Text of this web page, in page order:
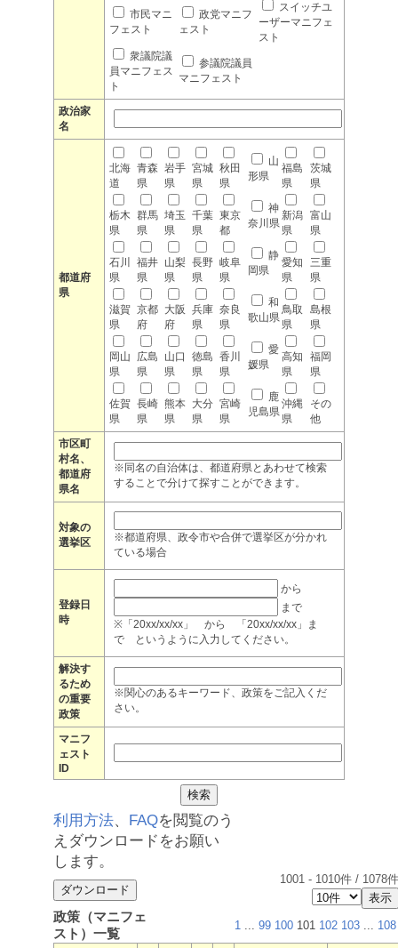
市民マニ
フェスト
政党マニフ
ェスト
スイッチユ
ーザーマニフェ
スト
衆議院議
員マニフェス
ト
参議院議員
マニフェスト
政治家
名
都道府
県
北海
道
青森
県
岩手
県
宮城
県
秋田
県
山
形県
福島
県
茨城
県
栃木
県
群馬
県
埼玉
県
千葉
県
東京
都
神
奈川県
新潟
県
富山
県
石川
県
福井
県
山梨
県
長野
県
岐阜
県
静
岡県
愛知
県
三重
県
滋賀
県
京都
府
大阪
府
兵庫
県
奈良
県
和
歌山県
鳥取
県
島根
県
岡山
県
広島
県
山口
県
徳島
県
香川
県
愛
媛県
高知
県
福岡
県
佐賀
県
長崎
県
熊本
県
大分
県
宮崎
県
鹿
児島県
沖縄
県
その
他
市区町
村名、
都道府
県名
※同名の自治体は、都道府県とあわせて検索
することで分けて探すことができます。
対象の
選挙区
※都道府県、政令市や合併で選挙区が分かれ
ている場合
登録日
時
から
まで
※「20xx/xx/xx」 から 「20xx/xx/xx」ま
で というように入力してください。
解決す
るため
の重要
政策
※関心のあるキーワード、政策をご記入くだ
さい。
マニフ
ェスト
ID
利用方法、 FAQを閲覧のう
えダウンロードをお願い
します。
1001 - 1010件 / 1078件
政策（マニフェ
スト）一覧
1 ... 99 100 101 102 103 ... 108